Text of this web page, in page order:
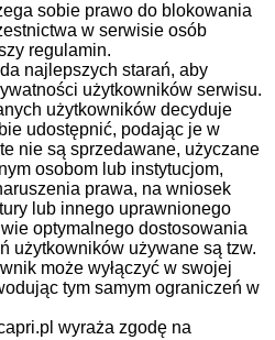
sobie prawo do blokowania
w serwisie osób
regulamin.
najlepszych starań, aby
użytkowników serwisu.
użytkowników decyduje
udostępnić, podając je w
nie są sprzedawane, użyczane
osobom lub instytucjom,
prawa, na wniosek
lub innego uprawnionego
optymalnego dostosowania
użytkowników używane są tzw.
może wyłączyć w swojej
tym samym ograniczeń w
wyraża zgodę na